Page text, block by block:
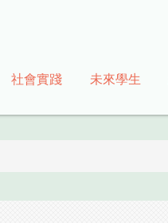
社會實踐 未來學生